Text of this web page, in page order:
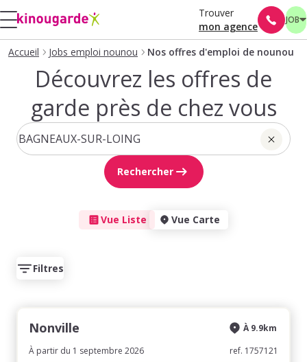
Trouver
mon agence
JOB
Accueil Jobs emploi nounou Nos offres d'emploi de nounou
Découvrez les offres de
garde près de chez vous
Rechercher
Vue Liste Vue Carte
Filtres
Nonville
À partir du 1 septembre 2026
À 9.9km
ref. 1757121